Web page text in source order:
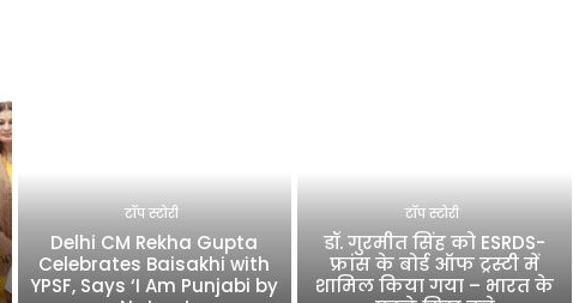
टॉप स्टोरी
Delhi CM Rekha Gupta
Celebrates Baisakhi with
YPSF, Says ‘I Am Punjabi by
टॉप स्टोरी
डॉ. गुरमीत सिंह को ESRDS-
फ्रांस के बोर्ड ऑफ ट्रस्टी में
शामिल किया गया – भारत के